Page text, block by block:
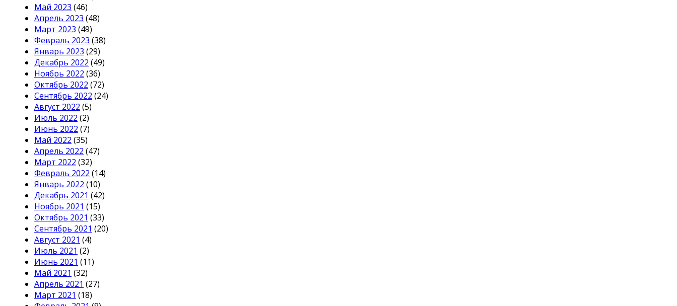
Май 2023 (46)
Апрель 2023 (48)
Март 2023 (49)
Февраль 2023 (38)
Январь 2023 (29)
Декабрь 2022 (49)
Ноябрь 2022 (36)
Октябрь 2022 (72)
Сентябрь 2022 (24)
Август 2022 (5)
Июль 2022 (2)
Июнь 2022 (7)
Май 2022 (35)
Апрель 2022 (47)
Март 2022 (32)
Февраль 2022 (14)
Январь 2022 (10)
Декабрь 2021 (42)
Ноябрь 2021 (15)
Октябрь 2021 (33)
Сентябрь 2021 (20)
Август 2021 (4)
Июль 2021 (2)
Июнь 2021 (11)
Май 2021 (32)
Апрель 2021 (27)
Март 2021 (18)